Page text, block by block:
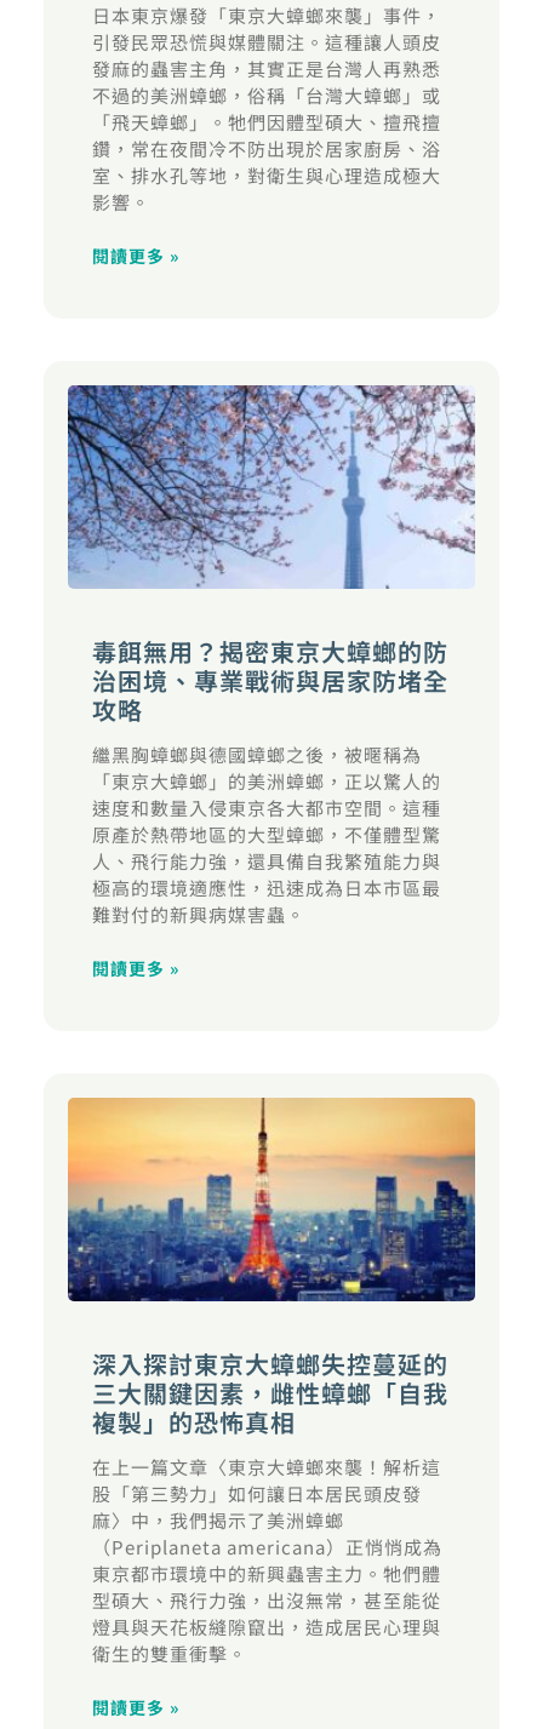
日本東京爆發「東京大蟑螂來襲」事件，
引發民眾恐慌與媒體關注。這種讓人頭皮
發麻的蟲害主角，其實正是台灣人再熟悉
不過的美洲蟑螂，俗稱「台灣大蟑螂」或
「飛天蟑螂」。牠們因體型碩大、擅飛擅
鑽，常在夜間冷不防出現於居家廚房、浴
室、排水孔等地，對衛生與心理造成極大
影響。
閱讀更多 »
毒餌無用？揭密東京大蟑螂的防
治困境、專業戰術與居家防堵全
攻略
繼黑胸蟑螂與德國蟑螂之後，被暱稱為
「東京大蟑螂」的美洲蟑螂，正以驚人的
速度和數量入侵東京各大都市空間。這種
原產於熱帶地區的大型蟑螂，不僅體型驚
人、飛行能力強，還具備自我繁殖能力與
極高的環境適應性，迅速成為日本市區最
難對付的新興病媒害蟲。
閱讀更多 »
深入探討東京大蟑螂失控蔓延的
三大關鍵因素，雌性蟑螂「自我
複製」的恐怖真相
在上一篇文章〈東京大蟑螂來襲！解析這
股「第三勢力」如何讓日本居民頭皮發
麻〉中，我們揭示了美洲蟑螂
（Periplaneta americana）正悄悄成為
東京都市環境中的新興蟲害主力。牠們體
型碩大、飛行力強，出沒無常，甚至能從
燈具與天花板縫隙竄出，造成居民心理與
衛生的雙重衝擊。
閱讀更多 »